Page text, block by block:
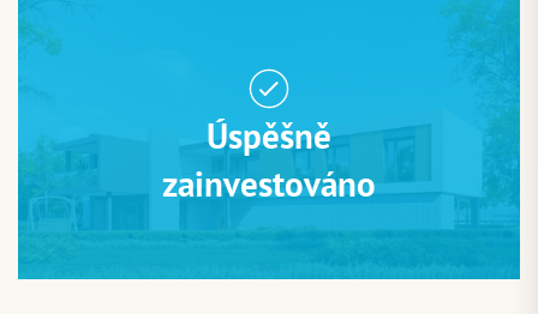
Letní bonus
O nás
Financování
Úspěšně
zainvestováno